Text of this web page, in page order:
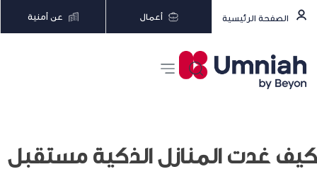
الصفحة الرئيسية أعمال عن أمنية
كيف غدت المنازل الذكية مستقبل